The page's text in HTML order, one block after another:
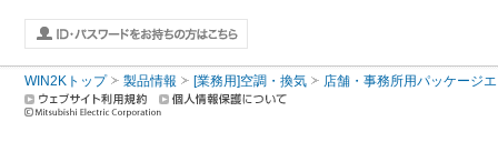
WIN2Kトップ 製品情報 [業務用]空調・換気 店舗・事務所用パッケージ